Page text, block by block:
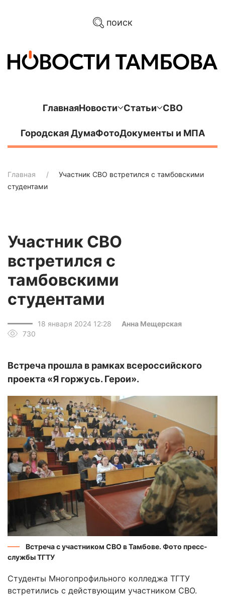
поиск
ГлавнаяНовости Статьи СВО
Городская ДумаФотоДокументы и МПА
Главная
Участник СВО встретился с тамбовскими
студентами
Участник СВО
встретился с
тамбовскими
студентами
18 января 2024 12:28
Анна Мещерская
730
Встреча прошла в рамках всероссийского
проекта «Я горжусь. Герои».
Встреча с участником СВО в Тамбове. Фото пресс-
службы ТГТУ
Студенты Многопрофильного колледжа ТГТУ
встретились с действующим участником СВО.